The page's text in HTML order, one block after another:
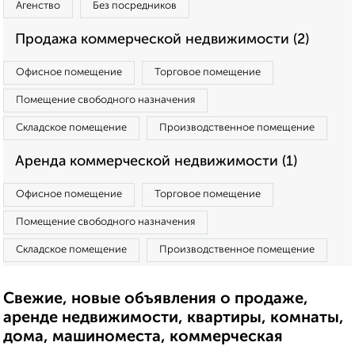
Агенство Без посредников
Продажа коммерческой недвижимости (2)
Офисное помещение Торговое помещение
Помещение свободного назначения
Складское помещение Производственное помещение
Аренда коммерческой недвижимости (1)
Офисное помещение Торговое помещение
Помещение свободного назначения
Складское помещение Производственное помещение
Свежие, новые объявления о продаже,
аренде недвижимости, квартиры, комнаты,
дома, машиноместа, коммерческая